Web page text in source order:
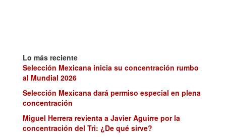
Lo más reciente
Selección Mexicana inicia su concentración rumbo
al Mundial 2026
Selección Mexicana dará permiso especial en plena
concentración
Miguel Herrera revienta a Javier Aguirre por la
concentración del Tri: ¿De qué sirve?